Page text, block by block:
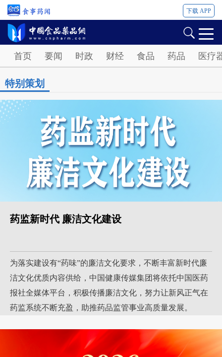
下载 APP
首页 要闻 时政 财经 食品 药品 医疗
特别策划
药监新时代 廉洁文化建设
为落实建设有“药味”的廉洁文化要求，不断丰富新时代廉
洁文化优质内容供给，中国健康传媒集团将依托中国医药
报社全媒体平台，积极传播廉洁文化，努力让新风正气在
药监系统不断充盈，助推药品监管事业高质量发展。